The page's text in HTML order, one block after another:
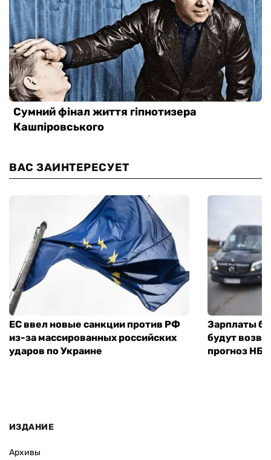
ВАС ЗАИНТЕРЕСУЕТ
ЕС ввел новые санкции против РФ
из-за массированных российских
ударов по Украине
Зарплаты
будут
прогноз НБУ
ИЗДАНИЕ
Архивы